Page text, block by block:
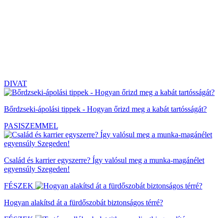
DIVAT
Bőrdzseki-ápolási tippek - Hogyan őrizd meg a kabát tartósságát?
PASISZEMMEL
Család és karrier egyszerre? Így valósul meg a munka-magánélet
egyensúly Szegeden!
FÉSZEK
Hogyan alakítsd át a fürdőszobát biztonságos térré?